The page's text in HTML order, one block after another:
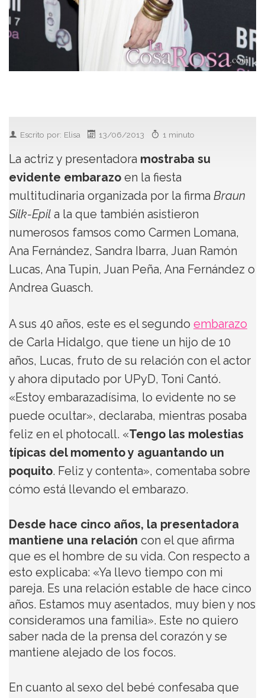
Escrito por: Elisa 13/06/2013 1 minuto
La actriz y presentadora mostraba su
evidente embarazo en la fiesta
multitudinaria organizada por la firma Braun
Silk-Epil a la que también asistieron
numerosos famsos como Carmen Lomana,
Ana Fernández, Sandra Ibarra, Juan Ramón
Lucas, Ana Tupin, Juan Peña, Ana Fernández o
Andrea Guasch.
A sus 40 años, este es el segundo embarazo
de Carla Hidalgo, que tiene un hijo de 10
años, Lucas, fruto de su relación con el actor
y ahora diputado por UPyD, Toni Cantó.
«Estoy embarazadísima, lo evidente no se
puede ocultar», declaraba, mientras posaba
feliz en el photocall. «Tengo las molestias
típicas del momento y aguantando un
poquito. Feliz y contenta», comentaba sobre
cómo está llevando el embarazo.
Desde hace cinco años, la presentadora
mantiene una relación con el que afirma
que es el hombre de su vida. Con respecto a
esto explicaba: «Ya llevo tiempo con mi
pareja. Es una relación estable de hace cinco
años. Estamos muy asentados, muy bien y nos
consideramos una familia». Este no quiero
saber nada de la prensa del corazón y se
mantiene alejado de los focos.
En cuanto al sexo del bebé confesaba que